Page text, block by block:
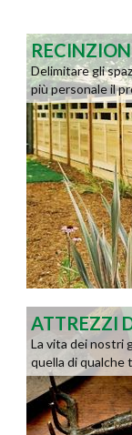
Delimitare gli
più personale il
ATTREZZI
La vita dei nostri
quella di qualche